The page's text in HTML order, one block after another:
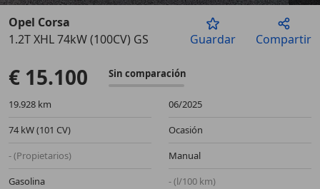
Anterior
Opel Corsa
1.2T XHL 74kW (100CV) GS
Guardar Compartir
€ 15.100 Sin comparación
19.928 km
06/2025
74 kW (101 CV)
Ocasión
- (Propietarios)
Manual
Gasolina
- (l/100 km)